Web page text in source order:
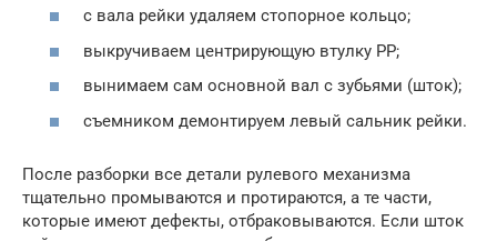
с вала рейки удаляем стопорное кольцо;
выкручиваем центрирующую втулку РР;
вынимаем сам основной вал с зубьями (шток);
съемником демонтируем левый сальник рейки.
После разборки все детали рулевого механизма
тщательно промываются и протираются, а те части,
которые имеют дефекты, отбраковываются. Если шток